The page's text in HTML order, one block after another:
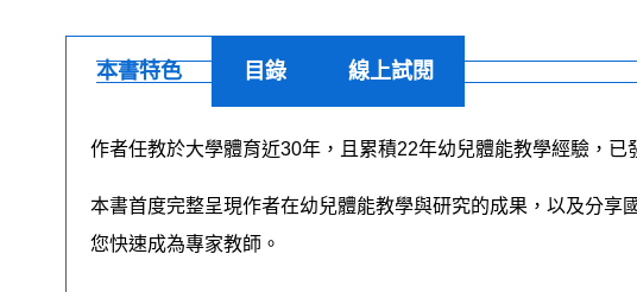
本書特色 目錄 線上試閱
作者任教於大學體育近30年，且累積22年幼兒體能教學經驗，
本書首度完整呈現作者在幼兒體能教學與研究的成果，以及分
您快速成為專家教師。